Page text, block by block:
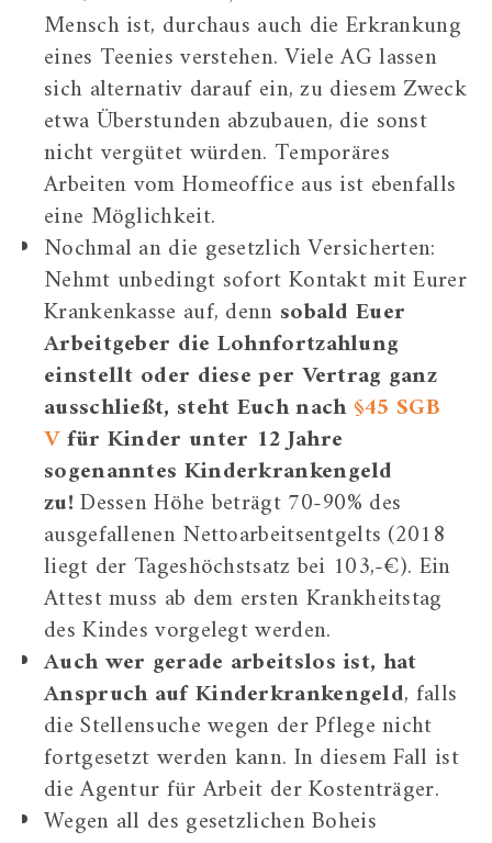
Mensch ist, durchaus auch die Erkrankung
eines Teenies verstehen. Viele AG lassen
sich alternativ darauf ein, zu diesem Zweck
etwa Überstunden abzubauen, die sonst
nicht vergütet würden. Temporäres
Arbeiten vom Homeoffice aus ist ebenfalls
eine Möglichkeit.
Nochmal an die gesetzlich Versicherten:
Nehmt unbedingt sofort Kontakt mit Eurer
Krankenkasse auf, denn sobald Euer
Arbeitgeber die Lohnfortzahlung
einstellt oder diese per Vertrag ganz
ausschließt, steht Euch nach§45 SGB
Vfür Kinder unter 12 Jahre
sogenanntes Kinderkrankengeld
zu!Dessen Höhe beträgt 70-90% des
ausgefallenen Nettoarbeitsentgelts (2018
liegt der Tageshöchstsatz bei 103,-€). Ein
Attest muss ab dem ersten Krankheitstag
des Kindes vorgelegt werden.
Auch wer gerade arbeitslos ist, hat
Anspruch auf Kinderkrankengeld, falls
die Stellensuche wegen der Pflege nicht
fortgesetzt werden kann. In diesem Fall ist
die Agentur für Arbeit der Kostenträger.
Wegen all des gesetzlichen Boheis